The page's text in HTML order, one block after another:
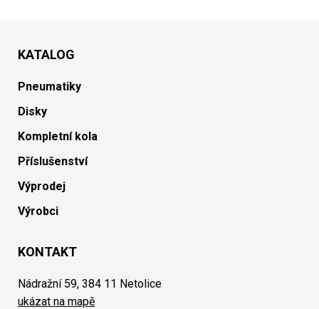
KATALOG
Pneumatiky
Disky
Kompletní kola
Příslušenství
Výprodej
Výrobci
KONTAKT
Nádražní 59, 384 11 Netolice
ukázat na mapě